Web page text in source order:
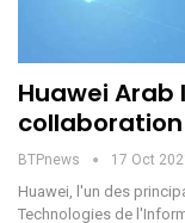
Huawei Arab
BTPnews 17 Oct
Huawei, l'un des
Technologies de